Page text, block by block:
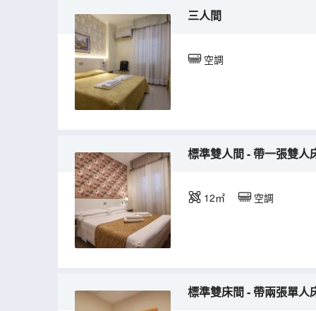
三人間
空調
標準雙人間 - 帶一張雙人
12㎡ 空調
標準雙床間 - 帶兩張單人